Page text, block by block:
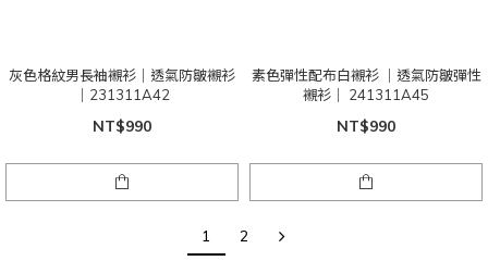
灰色格紋男長袖襯衫｜透氣防皺襯衫
｜231311A42
NT$990
素色彈性配布白襯衫 ｜透氣防皺彈性
襯衫｜ 241311A45
NT$990
1 2